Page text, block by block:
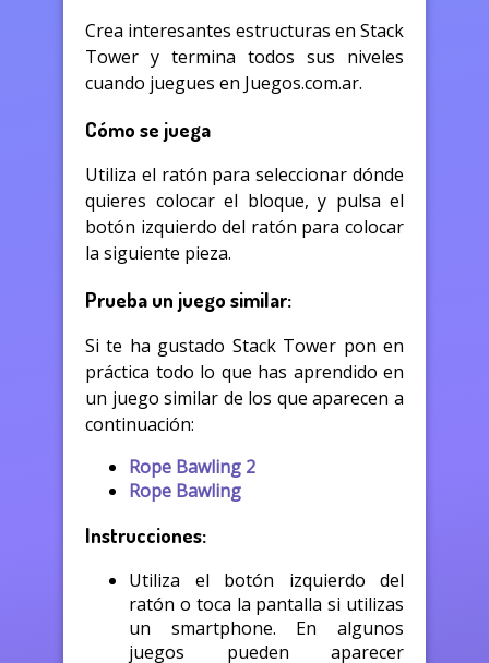
Crea interesantes estructuras en Stack
Tower y termina todos sus niveles
cuando juegues en Juegos.com.ar.
Cómo se juega
Utiliza el ratón para seleccionar dónde
quieres colocar el bloque, y pulsa el
botón izquierdo del ratón para colocar
la siguiente pieza.
Prueba un juego similar:
Si te ha gustado Stack Tower pon en
práctica todo lo que has aprendido en
un juego similar de los que aparecen a
continuación:
Rope Bawling 2
Rope Bawling
Instrucciones:
Utiliza el botón izquierdo del
ratón o toca la pantalla si utilizas
un smartphone. En algunos
juegos pueden aparecer